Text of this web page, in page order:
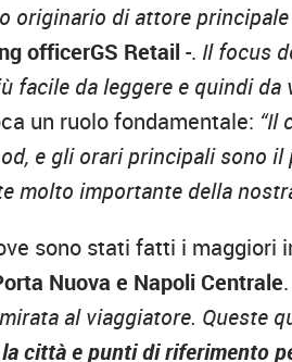
originario di attore
officerGS Retail -. Il focus
facile da leggere e quindi
un ruolo fondamentale: “Il
e gli orari principali sono
molto importante della
sono stati fatti i maggiori
Nuova e Napoli Centrale.
al viaggiatore. Queste
città e punti di riferimento